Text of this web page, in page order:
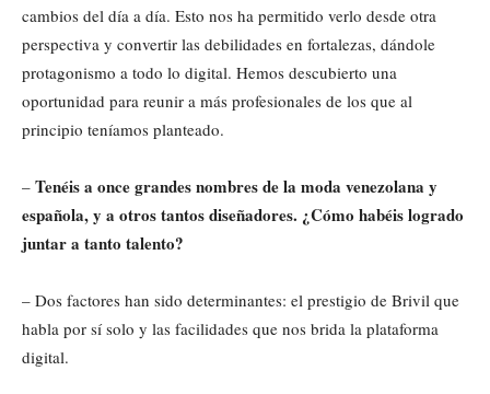
cambios del día a día. Esto nos ha permitido verlo desde otra
perspectiva y convertir las debilidades en fortalezas, dándole
protagonismo a todo lo digital. Hemos descubierto una
oportunidad para reunir a más profesionales de los que al
principio teníamos planteado.
– Tenéis a once grandes nombres de la moda venezolana y
española, y a otros tantos diseñadores. ¿Cómo habéis logrado
juntar a tanto talento?
– Dos factores han sido determinantes: el prestigio de Brivil que
habla por sí solo y las facilidades que nos brida la plataforma
digital.